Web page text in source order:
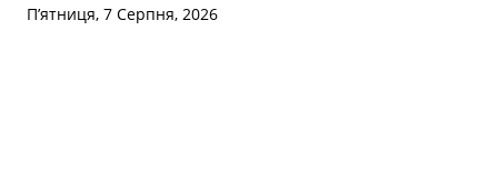
П’ятниця, 7 Серпня, 2026